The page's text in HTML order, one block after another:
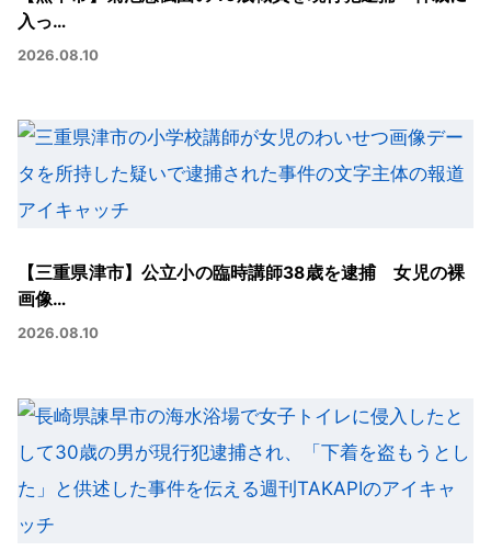
入っ…
2026.08.10
【三重県津市】公立小の臨時講師38歳を逮捕 女児の裸
画像…
2026.08.10